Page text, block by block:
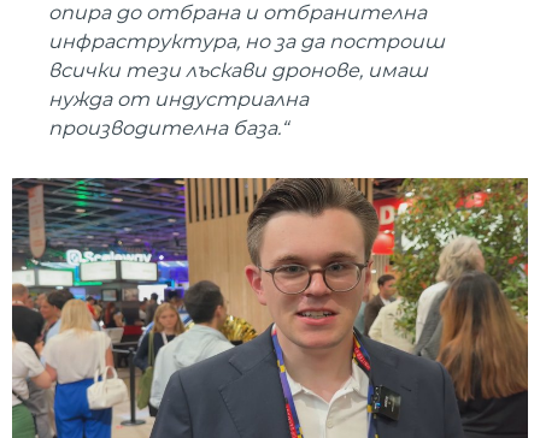
опира до отбрана и отбранителна
инфраструктура, но за да построиш
всички тези лъскави дронове, имаш
нужда от индустриална
производителна база.“